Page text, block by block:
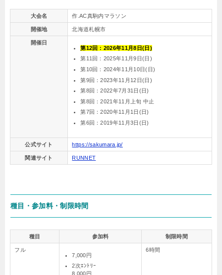
大会名 作.AC真駒内マラソン
開催地 北海道札幌市
開催日
第12回： 2026年11月8 日(日)
第11回：2025年11月9日(日)
第10回：2024年11月10日(日)
第9回：2023年11月12日(日)
第8回：2022年7月31日(日)
第8回：2021年11月上旬 中止
第7回：2020年11月1日(日)
第6回：2019年11月3日(日)
公式サイト https://sakumara.jp/
関連サイト RUNNET
種目・参加料・制限時間
種目 参加料 制限時間
フル
7,000円
2次ｴﾝﾄﾘｰ
8,000円
6時間